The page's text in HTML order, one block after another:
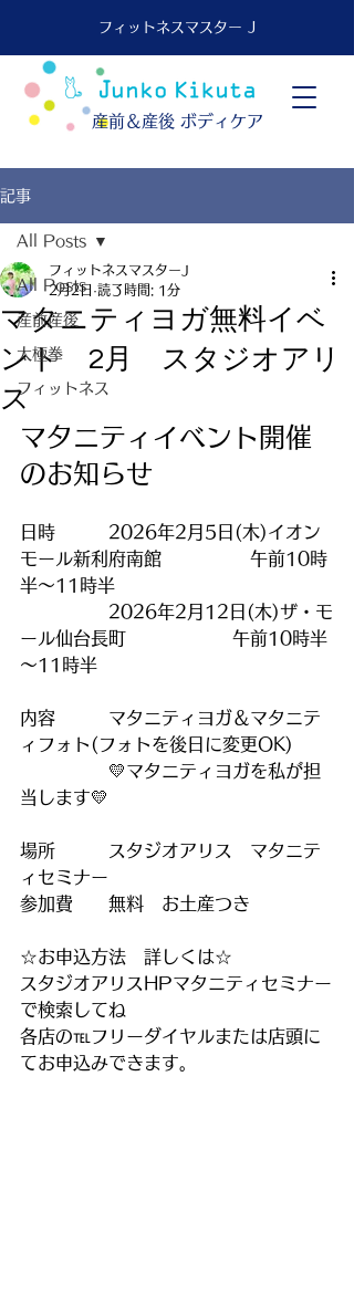
フィットネスマスター J
​産前＆産後 ボディケア
記事
All Posts
産前産後
太極拳
フィットネス
All Posts
マタニティヨガ無料イベ
ント 2月 スタジオアリ
ス
フィットネスマスターJ
2月2日 読了時間: 1分
マタニティイベント開催
のお知らせ
日時　　　2026年2月5日(木)イオン
モール新利府南館　　　　　午前10時
半～11時半
2026年2月12日(木)ザ・モ
ール仙台長町　　　　　　午前10時半
～11時半
内容　　　マタニティヨガ＆マタニテ
ィフォト(フォトを後日に変更OK)
💛マタニティヨガを私が担
当します💛
場所　　　スタジオアリス　マタニテ
ィセミナー
参加費　　無料　お土産つき
☆お申込方法　詳しくは☆
スタジオアリスHPマタニティセミナー
で検索してね
各店の℡フリーダイヤルまたは店頭に
てお申込みできます。